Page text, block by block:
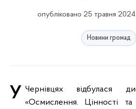
опубліковано 25 травня
Новини громад
У Чернівцях відбулася дискусійна панель «Осмислення. Цінності та